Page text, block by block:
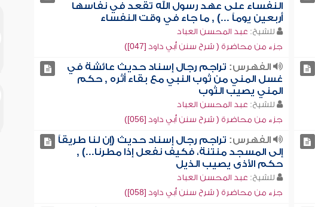
النفساء على عهد رسول الله تقعد في نفاسها
أربعين يوماً ...) , ما جاء في وقت النفساء
للشيخ: عبد المحسن العباد
جزء من محاضرة ( شرح سنن أبي داود [047])
الفهرس: تراجم رجال إسناد حديث عائشة في
غسل المني من ثوب النبي مع بقاء أثره , حكم
المني يصيب الثوب
للشيخ: عبد المحسن العباد
جزء من محاضرة ( شرح سنن أبي داود [056])
الفهرس: تراجم رجال إسناد حديث (إن لنا طريقاً
إلى المسجد منتنة، فكيف نفعل إذا مطرنا...) ,
حكم الأذى يصيب الذيل
للشيخ: عبد المحسن العباد
جزء من محاضرة ( شرح سنن أبي داود [058])